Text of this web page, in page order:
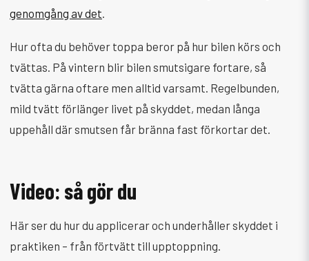
genomgång av det.
Hur ofta du behöver toppa beror på hur bilen körs och
tvättas. På vintern blir bilen smutsigare fortare, så
tvätta gärna oftare men alltid varsamt. Regelbunden,
mild tvätt förlänger livet på skyddet, medan långa
uppehåll där smutsen får bränna fast förkortar det.
Video: så gör du
Här ser du hur du applicerar och underhåller skyddet i
praktiken – från förtvätt till upptoppning.